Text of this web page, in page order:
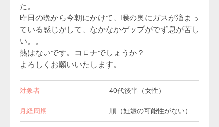
た。
昨日の晩から今朝にかけて、喉の奥にガスが溜まっ
ている感じがして、なかなかゲップがでず息が苦し
い。。
熱はないです。コロナでしょうか？
よろしくお願いいたします。
対象者 40代後半（女性）
月経周期 順（妊娠の可能性がない）